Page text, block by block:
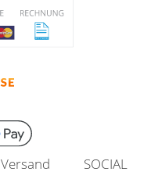
Versand SOCIAL